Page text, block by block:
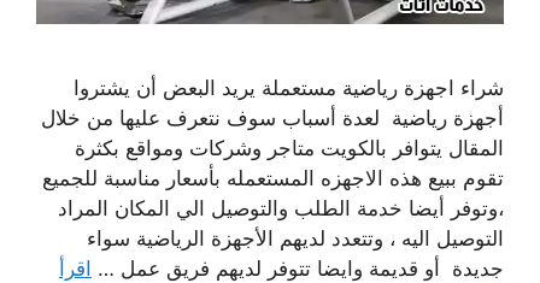
شراء اجهزة رياضية مستعملة يريد البعض أن يشتروا
أجهزة رياضية لعدة أسباب سوف نتعرف عليها من خلال
المقال يتوافر بالكويت متاجر وشركات ومواقع بكثرة
تقوم ببيع هذه الاجهزه المستعمله بأسعار مناسبة للجميع
،وتوفر أيضا خدمة الطلب والتوصيل الي المكان المراد
التوصيل اليه ، وتتعدد لديهم الأجهزة الرياضية سواء
جديدة أو قديمة وايضا تتوفر لديهم فريق عمل … اقرأ